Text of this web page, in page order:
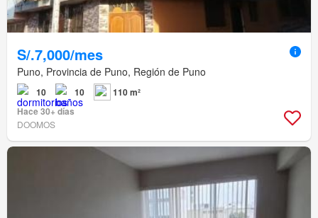
S/.7,000/mes
Puno, Provincia de Puno, Región de Puno
10 10
110 m²
Hace 30+ días
DOOMOS